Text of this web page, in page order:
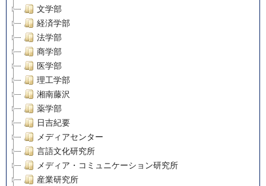
文学部
経済学部
法学部
商学部
医学部
理工学部
湘南藤沢
薬学部
日吉紀要
メディアセンター
言語文化研究所
メディア・コミュニケーション研究所
産業研究所